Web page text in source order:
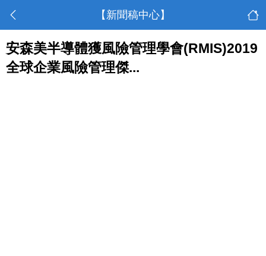
【新聞稿中心】
安森美半導體獲風險管理學會(RMIS)2019
全球企業風險管理傑...